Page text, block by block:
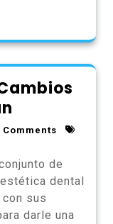
Comments
de
dental
sus
darle una